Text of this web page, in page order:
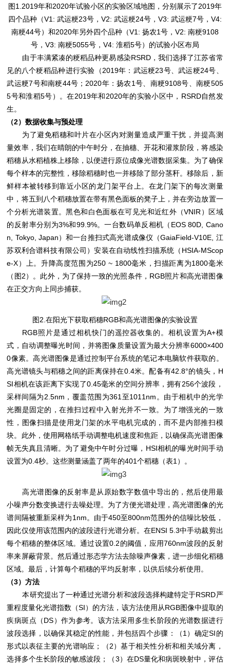
图1.2019年和2020年试验小区的实验区域地图，分别展示了2019年
四个品种（V1: 武运粳23号，V2: 武运粳24号，V3: 武运粳7号，V4:
南粳44号）和2020年另外四个品种（V1: 扬农1号，V2: 南粳9108
号，V3: 南粳5055号，V4: 淮稻5号）的试验小区布局
由于丰满紧凑的粳稻品种更易感染RSRD，我们选择了江苏省常
见的八个粳稻品种进行实验（2019年：武运粳23号、武运粳24号、
武运粳7号和南粳44号；2020年：扬农1号、南粳9108号、南粳505
5号和淮稻5号）。在2019年和2020年的实验小区中，RSRD自然发
生。
（2）数据收集与预处理
为了避免稻穗和叶片在小区内对测量造成严重干扰，并提高测
量效率，我们在晴朗的中午时分，在抽穗、开花和灌浆阶段，将感染
稻穗从水稻植株上移除，以便进行原位成像光谱数据采集。为了确保
每个样本的完整性，移除稻穗时也一并移除了部分茎秆。移除后，新
鲜样本被转移到靠近小区的龙门架平台上。在龙门架下的每次测量
中，将五到八个稻穗放置在带有黑色面板的凳子上，并在旁边放置一
个分析光谱装置。黑色和白色面板在可见光和近红外（VNIR）区域
的反射率分别为3%和99.9%。一台数码单反相机（EOS 80D, Cano
n, Tokyo, Japan）和一台推扫式高光谱成像仪（GaiaField-V10E, 江
苏双利合谱科技有限公司）安装在自动线性扫描系统（HSIA-MScop
e-X）上。升降高度范围为250 ~ 1800毫米，扫描距离为1800毫米
（图2）。此外，为了保持一致的光照条件，RGB照片和高光谱图像
在正交方向上同步捕获。
图2.在阳光下获取稻穗RGB和高光谱图像的实验设置
RGB照片是通过相机快门的遥控器收集的。相机设置为A+模
式，自动调整曝光时间，并将图像质量设置为最大分辨率6000×400
0像素。高光谱图像是通过控制平台系统的笔记本电脑软件获取的。
高光谱镜头与稻穗之间的距离保持在0.4米。配备有42.8°的镜头，H
SI相机在该距离下实现了0.45毫米的空间分辨率，拥有256个波段，
采样间隔为2.5nm，覆盖范围为361至1011nm。由于相机中的光学
光圈是固定的，在推扫过程中入射光并不一致。为了增强光的一致
性，图像扫描是使用龙门架的水平电机完成的，而不是内部推扫模
块。此外，使用网格纸手动调整电机速度和焦距，以确保高光谱图像
帧无失真且清晰。为了避免中午时分过曝，HSI相机的曝光时间手动
设置为0.4秒。这些测量涵盖了两年的401个稻穗（表1）。
高光谱图像的反射率是从原始数字数值中导出的，然后使用最
小噪声分数变换进行去噪处理。为了方便光谱处理，高光谱图像的光
谱间隔被重新采样为1nm。由于450至800nm范围外的信噪比较低，
因此仅使用该范围内的波段进行光谱分析。在ENSI 5.3中手动裁剪出
每个稻穗的整体区域。通过设置0.2的阈值，应用760nm波段的反射
率来屏蔽背景。然后通过形态学方法去除噪声像素，进一步细化稻穗
区域。最后，计算每个稻穗的平均反射率，以供后续分析使用。
（3）方法
本研究提出了一种通过光谱分析和波段选择构建特定于RSRD严
重程度量化光谱指数（SI）的方法，该方法使用从RGB图像中提取的
疾病斑点（DS）作为参考。该方法采用多生长阶段的光谱数据进行
波段选择，以确保其稳定的性能，并包括四个步骤：（1）确定SI的
形式以表征主要的光谱响应；（2）基于相关性分析和相关域分离，
选择多个生长阶段的敏感波段；（3）在DS量化和病斑映射中，评估